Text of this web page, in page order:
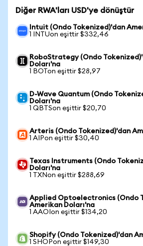
Diğer RWA'ları USD'ye dönüştür
Intuit (Ondo Tokenized)'dan
1 INTUon eşittir $332,46
RoboStrategy (Ondo
Doları'na
1 BOTon eşittir $28,97
D-Wave Quantum (Ondo
Doları'na
1 QBTSon eşittir $20,70
Arteris (Ondo Tokenized)'dan
1 AIPon eşittir $30,40
Texas Instruments (Ondo
Doları'na
1 TXNon eşittir $288,69
Applied Optoelectronics (Ondo
Amerikan Doları'na
1 AAOIon eşittir $134,20
Shopify (Ondo Tokenized)'dan
1 SHOPon eşittir $149,30